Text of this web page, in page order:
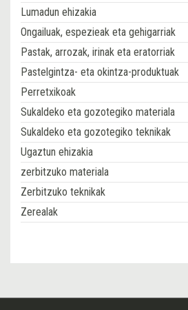
Lumadun ehizakia
Ongailuak, espezieak eta gehigarriak
Pastak, arrozak, irinak eta eratorriak
Pastelgintza- eta okintza-produktuak
Perretxikoak
Sukaldeko eta gozotegiko materiala
Sukaldeko eta gozotegiko teknikak
Ugaztun ehizakia
zerbitzuko materiala
Zerbitzuko teknikak
Zerealak